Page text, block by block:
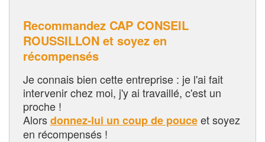
Recommandez CAP CONSEIL
ROUSSILLON et soyez en
récompensés
Je connais bien cette entreprise : je l'ai fait
intervenir chez moi, j'y ai travaillé, c'est un
proche !
Alorsdonnez-lui un coup de pouceet soyez
en récompensés !